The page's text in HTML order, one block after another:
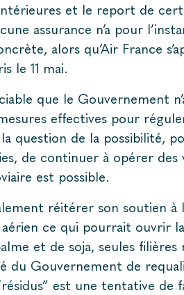
et le report de
assurance n’a pour
alors qu’Air France
le 11 mai.
que le Gouvernement
effectives pour
question de la possibilité,
de continuer à opérer
est possible.
réitérer son soutien à
ce qui pourrait ouvrir
et de soja, seules filières
du Gouvernement de
est une tentative de